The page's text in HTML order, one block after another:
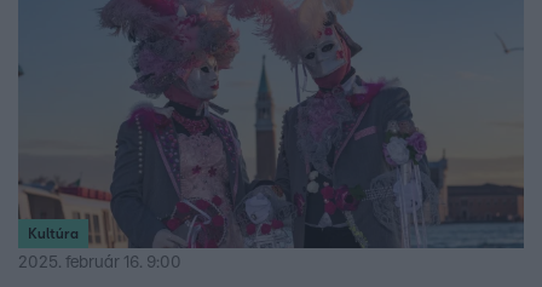
Kultúra
2025. február 16. 9:00